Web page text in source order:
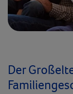
Der